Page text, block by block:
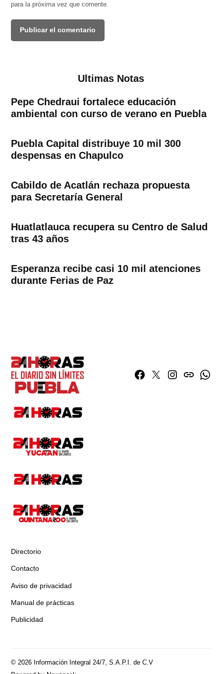
para la próxima vez que comente.
Ultimas Notas
Pepe Chedraui fortalece educación
ambiental con curso de verano en Puebla
Puebla Capital distribuye 10 mil 300
despensas en Chapulco
Cabildo de Acatlán rechaza propuesta
para Secretaría General
Huatlatlauca recupera su Centro de Salud
tras 43 años
Esperanza recibe casi 10 mil atenciones
durante Ferias de Paz
Facebook
TwitterInstagram
issuu
Directorio
Contacto
Aviso de privacidad
Manual de prácticas
Publicidad
© 2026 Información Integral 24/7, S.A.P.I. de C.V